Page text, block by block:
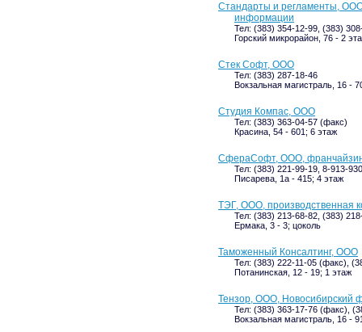
Стандарты и регламенты,
информации
Тел: (383) 354-12-99, (383)
Горский микрорайон, 76 - 2
Стек Софт, ООО
Тел: (383) 287-18-46
Вокзальная магистраль, 16 -
Студия Компас, ООО
Тел: (383) 363-04-57 (факс)
Красина, 54 - 601; 6 этаж
СфераСофт, ООО,
Тел: (383) 221-99-19, 8-913-
Писарева, 1а - 415; 4 этаж
ТЭГ, ООО, производственная
Тел: (383) 213-68-82, (383)
Ермака, 3 - 3; цоколь
Таможенный Консалтинг, ООО
Тел: (383) 222-11-05 (факс),
Потанинская, 12 - 19; 1 этаж
Тензор, ООО, Новосибирский
Тел: (383) 363-17-76 (факс),
Вокзальная магистраль, 16 -